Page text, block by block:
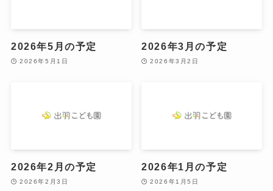
2026年5月の予定
2026年5月1日
2026年3月の予定
2026年3月2日
2026年2月の予定
2026年2月3日
2026年1月の予定
2026年1月5日